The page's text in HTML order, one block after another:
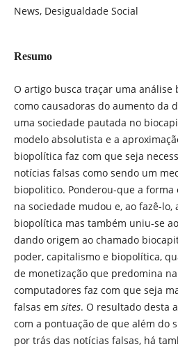
News, Desigualdade Social
Resumo
O artigo busca traçar uma análise
como causadoras do aumento da
uma sociedade pautada no
modelo absolutista e a
biopolítica faz com que seja
notícias falsas como sendo um
biopolitico. Ponderou-que a forma
na sociedade mudou e, ao fazê-lo,
biopolítica mas também uniu-se
dando origem ao chamado
poder, capitalismo e biopolítica,
de monetização que predomina
computadores faz com que seja
falsas em sites. O resultado desta
com a pontuação de que além do
por trás das notícias falsas, há